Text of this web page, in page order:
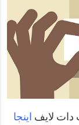
دات لایف اینجا